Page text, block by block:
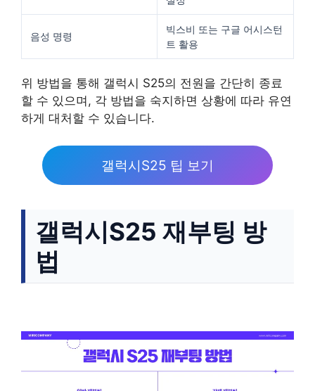
음성 명령
빅스비 또는 구글 어시스턴
트 활용
위 방법을 통해 갤럭시 S25의 전원을 간단히 종료
할 수 있으며, 각 방법을 숙지하면 상황에 따라 유연
하게 대처할 수 있습니다.
갤럭시S25 팁 보기
갤럭시S25 재부팅 방
법